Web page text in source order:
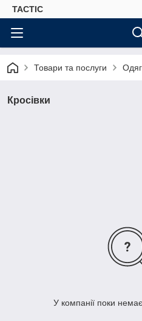
TACTIC
Товари та послуги Одяг
Кросівки
У компанії поки